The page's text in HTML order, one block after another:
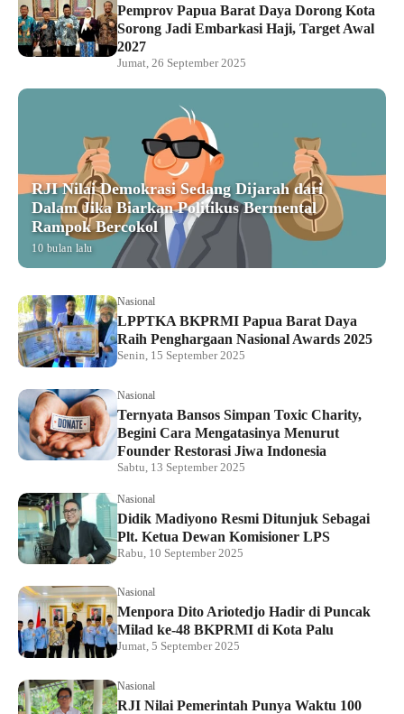
Pemprov Papua Barat Daya Dorong Kota
Sorong Jadi Embarkasi Haji, Target Awal
2027
Jumat, 26 September 2025
RJI Nilai Demokrasi Sedang Dijarah dari
Dalam Jika Biarkan Politikus Bermental
Rampok Bercokol
10 bulan lalu
Nasional
LPPTKA BKPRMI Papua Barat Daya
Raih Penghargaan Nasional Awards 2025
Senin, 15 September 2025
Nasional
Ternyata Bansos Simpan Toxic Charity,
Begini Cara Mengatasinya Menurut
Founder Restorasi Jiwa Indonesia
Sabtu, 13 September 2025
Nasional
Didik Madiyono Resmi Ditunjuk Sebagai
Plt. Ketua Dewan Komisioner LPS
Rabu, 10 September 2025
Nasional
Menpora Dito Ariotedjo Hadir di Puncak
Milad ke-48 BKPRMI di Kota Palu
Jumat, 5 September 2025
Nasional
RJI Nilai Pemerintah Punya Waktu 100